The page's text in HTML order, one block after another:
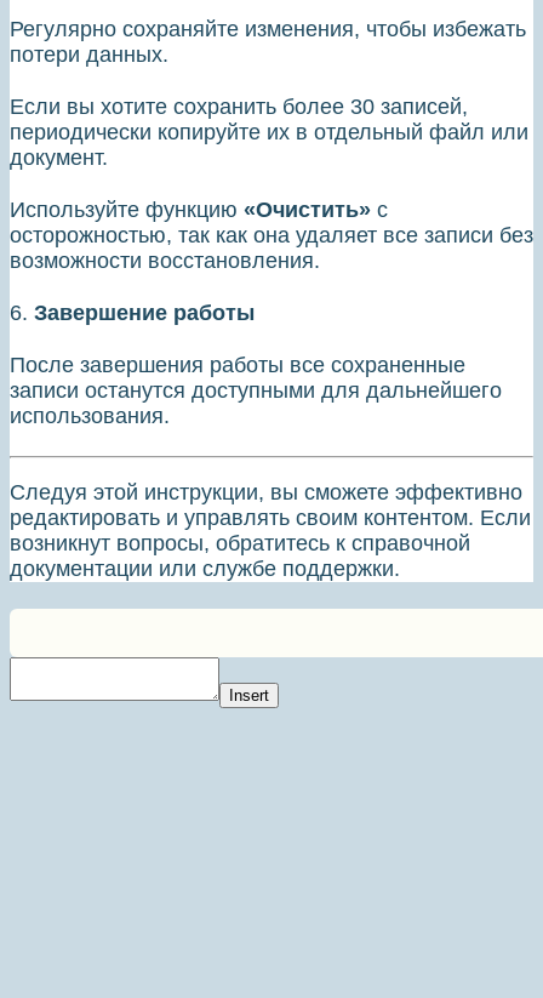
Регулярно сохраняйте изменения, чтобы избежать
потери данных.
Если вы хотите сохранить более 30 записей,
периодически копируйте их в отдельный файл или
документ.
Используйте функцию «Очистить» с
осторожностью, так как она удаляет все записи без
возможности восстановления.
6. Завершение работы
После завершения работы все сохраненные
записи останутся доступными для дальнейшего
использования.
Следуя этой инструкции, вы сможете эффективно
редактировать и управлять своим контентом. Если
возникнут вопросы, обратитесь к справочной
документации или службе поддержки.
Insert